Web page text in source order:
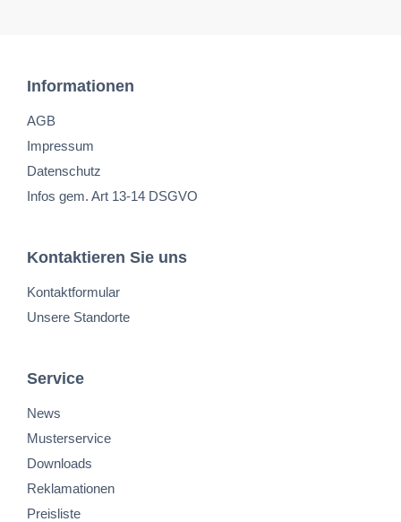
Informationen
AGB
Impressum
Datenschutz
Infos gem. Art 13-14 DSGVO
Kontaktieren Sie uns
Kontaktformular
Unsere Standorte
Service
News
Musterservice
Downloads
Reklamationen
Preisliste